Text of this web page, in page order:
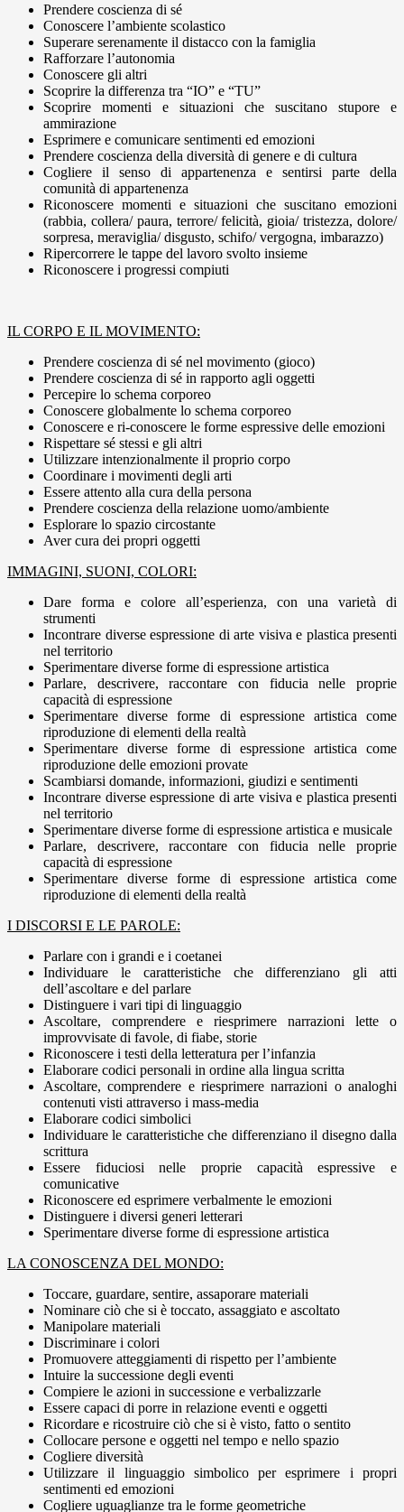
Prendere coscienza di sé
Conoscere l’ambiente scolastico
Superare serenamente il distacco con la famiglia
Rafforzare l’autonomia
Conoscere gli altri
Scoprire la differenza tra “IO” e “TU”
Scoprire momenti e situazioni che suscitano stupore e
ammirazione
Esprimere e comunicare sentimenti ed emozioni
Prendere coscienza della diversità di genere e di cultura
Cogliere il senso di appartenenza e sentirsi parte della
comunità di appartenenza
Riconoscere momenti e situazioni che suscitano emozioni
(rabbia, collera/ paura, terrore/ felicità, gioia/ tristezza, dolore/
sorpresa, meraviglia/ disgusto, schifo/ vergogna, imbarazzo)
Ripercorrere le tappe del lavoro svolto insieme
Riconoscere i progressi compiuti
IL CORPO E IL MOVIMENTO:
Prendere coscienza di sé nel movimento (gioco)
Prendere coscienza di sé in rapporto agli oggetti
Percepire lo schema corporeo
Conoscere globalmente lo schema corporeo
Conoscere e ri-conoscere le forme espressive delle emozioni
Rispettare sé stessi e gli altri
Utilizzare intenzionalmente il proprio corpo
Coordinare i movimenti degli arti
Essere attento alla cura della persona
Prendere coscienza della relazione uomo/ambiente
Esplorare lo spazio circostante
Aver cura dei propri oggetti
IMMAGINI, SUONI, COLORI:
Dare forma e colore all’esperienza, con una varietà di
strumenti
Incontrare diverse espressione di arte visiva e plastica presenti
nel territorio
Sperimentare diverse forme di espressione artistica
Parlare, descrivere, raccontare con fiducia nelle proprie
capacità di espressione
Sperimentare diverse forme di espressione artistica come
riproduzione di elementi della realtà
Sperimentare diverse forme di espressione artistica come
riproduzione delle emozioni provate
Scambiarsi domande, informazioni, giudizi e sentimenti
Incontrare diverse espressione di arte visiva e plastica presenti
nel territorio
Sperimentare diverse forme di espressione artistica e musicale
Parlare, descrivere, raccontare con fiducia nelle proprie
capacità di espressione
Sperimentare diverse forme di espressione artistica come
riproduzione di elementi della realtà
I DISCORSI E LE PAROLE:
Parlare con i grandi e i coetanei
Individuare le caratteristiche che differenziano gli atti
dell’ascoltare e del parlare
Distinguere i vari tipi di linguaggio
Ascoltare, comprendere e riesprimere narrazioni lette o
improvvisate di favole, di fiabe, storie
Riconoscere i testi della letteratura per l’infanzia
Elaborare codici personali in ordine alla lingua scritta
Ascoltare, comprendere e riesprimere narrazioni o analoghi
contenuti visti attraverso i mass-media
Elaborare codici simbolici
Individuare le caratteristiche che differenziano il disegno dalla
scrittura
Essere fiduciosi nelle proprie capacità espressive e
comunicative
Riconoscere ed esprimere verbalmente le emozioni
Distinguere i diversi generi letterari
Sperimentare diverse forme di espressione artistica
LA CONOSCENZA DEL MONDO:
Toccare, guardare, sentire, assaporare materiali
Nominare ciò che si è toccato, assaggiato e ascoltato
Manipolare materiali
Discriminare i colori
Promuovere atteggiamenti di rispetto per l’ambiente
Intuire la successione degli eventi
Compiere le azioni in successione e verbalizzarle
Essere capaci di porre in relazione eventi e oggetti
Ricordare e ricostruire ciò che si è visto, fatto o sentito
Collocare persone e oggetti nel tempo e nello spazio
Cogliere diversità
Utilizzare il linguaggio simbolico per esprimere i propri
sentimenti ed emozioni
Cogliere uguaglianze tra le forme geometriche